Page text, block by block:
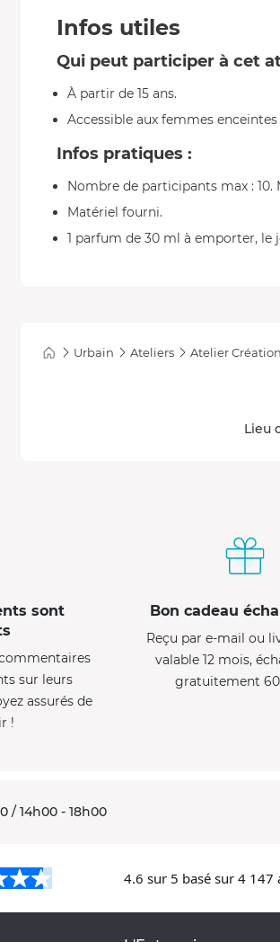
Infos utiles
Qui peut participer à cet
À partir de 15 ans.
Accessible aux femmes
Infos pratiques :
Nombre de participants max : 10.
Matériel fourni.
1 parfum de 30 ml à emporter, le
Urbain Ateliers Atelier
Lieu
sont
sur leurs
assurés de
!
Bon cadeau
Reçu par e-mail ou
valable 12 mois,
gratuitement
/ 14h00 - 18h00
4.6 sur 5 basé sur 4 147